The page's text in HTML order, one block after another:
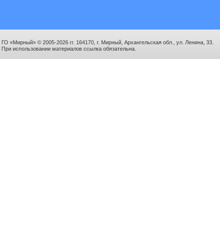
ГО «Мирный» © 2005-2026 гг. 164170, г. Мирный, Архангельская обл., ул. Ленина, 33.
При использовании материалов ссылка обязательна.